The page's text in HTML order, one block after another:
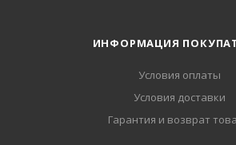
ИНФОРМАЦИЯ
Условия оплаты
Условия доставки
Гарантия и возврат